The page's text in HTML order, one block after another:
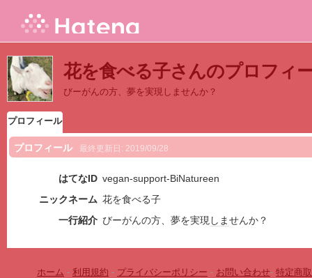
花を食べる子さんのプロフィ
びーがんの方、夢を実現しませんか？
プロフィール
プロフィール 最終更新日: 2019/09/28
はてなID vegan-support-BiNatureen
ニックネーム 花を食べる子
一行紹介 びーがんの方、夢を実現しませんか？
ホーム - 利用規約 - プライバシーポリシー - お問い合わせ- 特定商